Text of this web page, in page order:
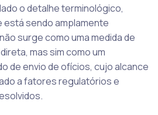
o detalhe terminológico,
sendo amplamente
surge como uma medida de
mas sim como um
de envio de ofícios, cujo alcance
a fatores regulatórios e